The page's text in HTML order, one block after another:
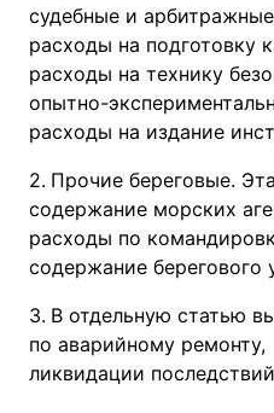
судебные и
расходы на подготовку
расходы на технику
опытно-
расходы на издание
Прочие береговые.
содержание морских
расходы по
содержание берегового
В отдельную статью
по аварийному ремонту,
ликвидации